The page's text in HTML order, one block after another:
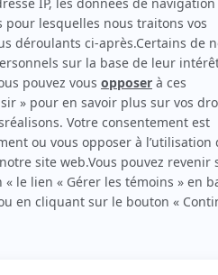
table
la double vie de Mère
adulte)
spécialiste
)
(L'éclairagiste)
)